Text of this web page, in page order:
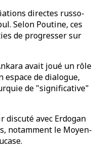
directes russo-
Selon Poutine, ces
de progresser sur
avait joué un rôle
de dialogue,
de "significative"
discuté avec Erdogan
notamment le Moyen-